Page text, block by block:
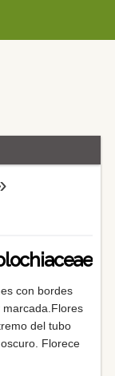
con bordes
del tubo
Florece